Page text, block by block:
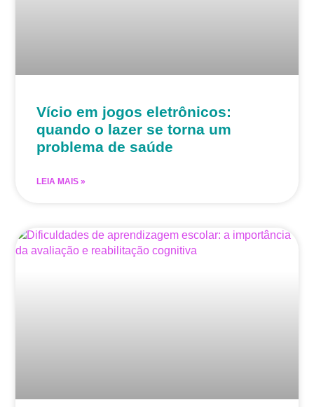
Vício em jogos eletrônicos:
quando o lazer se torna um
problema de saúde
LEIA MAIS »